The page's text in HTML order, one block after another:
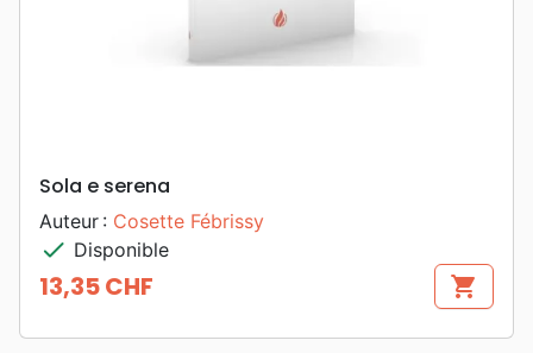
Sola e serena
Auteur : Cosette Fébrissy
check Disponible
Prix
13,35 CHF shopping_cart